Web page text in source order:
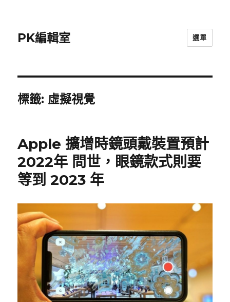
PK編輯室 選單
標籤: 虛擬視覺
Apple 擴增時鏡頭戴裝置預計
2022年 問世，眼鏡款式則要
等到 2023 年